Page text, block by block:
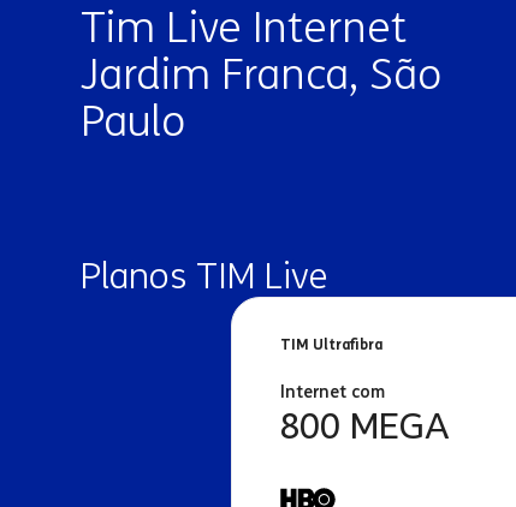
Tim Live Internet
Jardim Franca, São
Paulo
Planos TIM Live
TIM Ultrafibra
Internet com
800 MEGA